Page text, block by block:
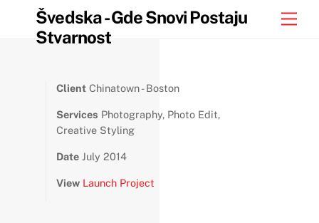
content
content
Švedska - Gde Snovi Postaju
Stvarnost
Client Chinatown - Boston
Services Photography, Photo Edit,
Creative Styling
Date July 2014
View Launch Project
Back